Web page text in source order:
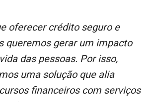
queremos gerar um impacto
das pessoas. Por isso,
uma solução que alia
financeiros com serviços